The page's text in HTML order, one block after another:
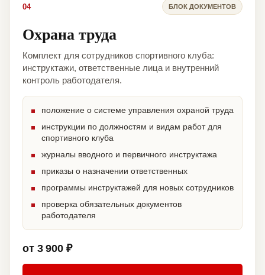
04 БЛОК ДОКУМЕНТОВ
Охрана труда
Комплект для сотрудников спортивного клуба:
инструктажи, ответственные лица и внутренний
контроль работодателя.
положение о системе управления охраной труда
инструкции по должностям и видам работ для
спортивного клуба
журналы вводного и первичного инструктажа
приказы о назначении ответственных
программы инструктажей для новых сотрудников
проверка обязательных документов
работодателя
от 3 900 ₽